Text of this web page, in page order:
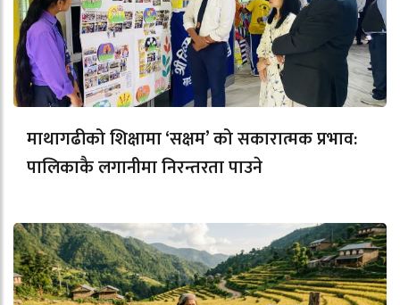
माथागढीको शिक्षामा ‘सक्षम’ को सकारात्मक प्रभाव:
पालिकाकै लगानीमा निरन्तरता पाउने